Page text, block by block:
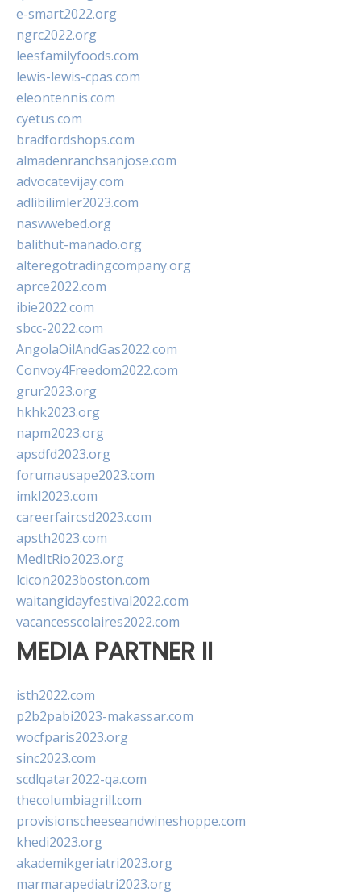
e-smart2022.org
ngrc2022.org
leesfamilyfoods.com
lewis-lewis-cpas.com
eleontennis.com
cyetus.com
bradfordshops.com
almadenranchsanjose.com
advocatevijay.com
adlibilimler2023.com
naswwebed.org
balithut-manado.org
alteregotradingcompany.org
aprce2022.com
ibie2022.com
sbcc-2022.com
AngolaOilAndGas2022.com
Convoy4Freedom2022.com
grur2023.org
hkhk2023.org
napm2023.org
apsdfd2023.org
forumausape2023.com
imkl2023.com
careerfaircsd2023.com
apsth2023.com
MedItRio2023.org
lcicon2023boston.com
waitangidayfestival2022.com
vacancesscolaires2022.com
MEDIA PARTNER II
isth2022.com
p2b2pabi2023-makassar.com
wocfparis2023.org
sinc2023.com
scdlqatar2022-qa.com
thecolumbiagrill.com
provisionscheeseandwineshoppe.com
khedi2023.org
akademikgeriatri2023.org
marmarapediatri2023.org